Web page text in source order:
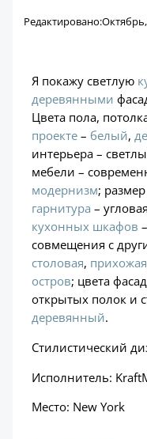
Редактировано:
Я покажу светлую
деревянными
Цвета пола,
проекте – белый,
интерьера –
мебели –
модернизм;
гарнитура –
кухонных шкафов
совмещения с
столовая, прихожая
остров; цвета
открытых полок и
деревянный.
Стилистический
Исполнитель:
Место: New York